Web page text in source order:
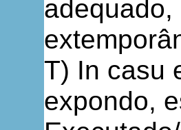
T) In casu
expondo,